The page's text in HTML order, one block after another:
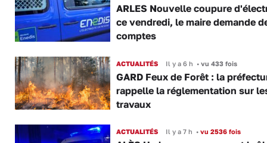
ARLES Nouvelle coupure
ce vendredi, le maire demande
comptes
ACTUALITÉS Il y a 6 h •vu 433 fois
GARD Feux de Forêt : la
rappelle la réglementation sur
travaux
ACTUALITÉS Il y a 7 h •vu 2536 fois